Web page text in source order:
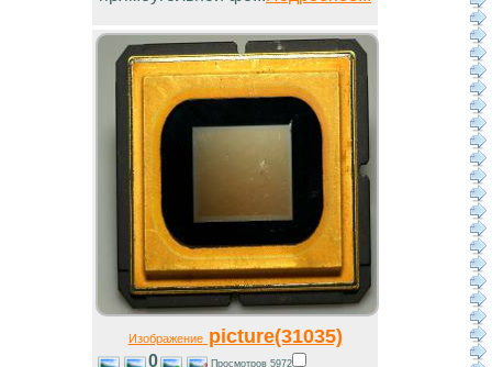
Изображениеpicture(31035)
0 Просмотров 5972